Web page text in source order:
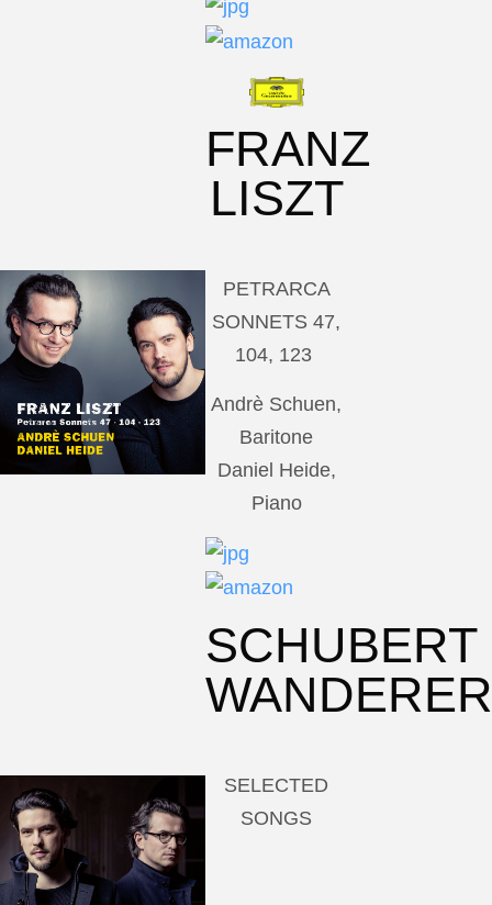
FRANZ
LISZT
PETRARCA
SONNETS 47,
104, 123
Andrè Schuen,
Baritone
Daniel Heide,
Piano
SCHUBERT
WANDERER
SELECTED
SONGS